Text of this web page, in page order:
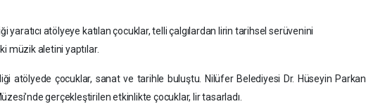
yaratıcı atölyeye katılan çocuklar, telli çalgılardan lirin tarihsel serüvenini
müzik aletini yaptılar.
atölyede çocuklar, sanat ve tarihle buluştu. Nilüfer Belediyesi Dr. Hüseyin Parkan
gerçekleştirilen etkinlikte çocuklar, lir tasarladı.